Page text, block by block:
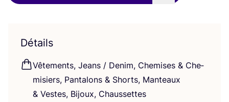
Détails
Vête­ments, Jeans / Denim, Che­mises & Che­
mi­siers, Pan­ta­lons & Shorts, Man­teaux
& Vestes, Bijoux, Chaussettes